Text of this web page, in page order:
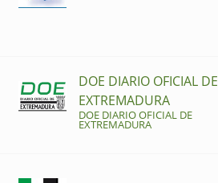
DOE DIARIO OFICIAL DE
EXTREMADURA
DOE DIARIO OFICIAL DE
EXTREMADURA